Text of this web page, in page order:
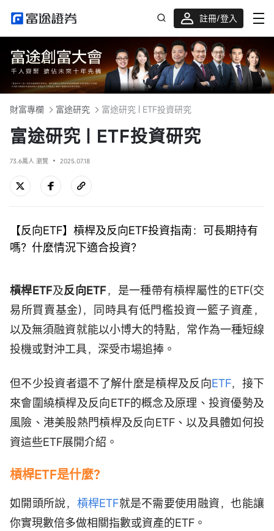
註冊/登入
迎新驚喜賞 股票/BTC等任你揀!
財富專欄 富途研究 富途研究 | ETF投資研究
富途研究 | ETF投資研究
73.6萬人 瀏覽 2025.07.18
【反向ETF】槓桿及反向ETF投資指南：可長期持有
嗎？什麼情況下適合投資？
槓桿ETF及反向ETF，是一種帶有槓桿屬性的ETF(交
易所買賣基金)，同時具有低門檻投資一籃子資產，
以及無須融資就能以小博大的特點，常作為一種短線
投機或對沖工具，深受市場追捧。
但不少投資者還不了解什麼是槓桿及反向ETF，接下
來會圍繞槓桿及反向ETF的概念及原理、投資優勢及
風險、港美股熱門槓桿及反向ETF、以及具體如何投
資這些ETF展開介紹。
槓桿ETF是什麼？
如開頭所說， 槓桿ETF就是不需要使用融資，也能讓
你實現數倍多做相關指數或資產的ETF。